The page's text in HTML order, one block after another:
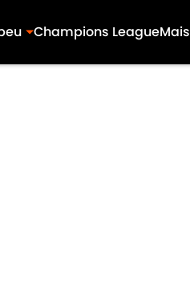
Champions LeagueMais